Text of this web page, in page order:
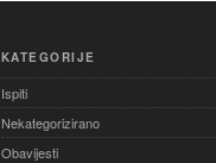
KATEGORIJE
Ispiti
Nekategorizirano
Obavijesti